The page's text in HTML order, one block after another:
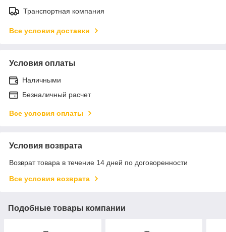
Транспортная компания
Все условия доставки
Условия оплаты
Наличными
Безналичный расчет
Все условия оплаты
Условия возврата
Возврат товара в течение 14 дней по договоренности
Все условия возврата
Подобные товары компании